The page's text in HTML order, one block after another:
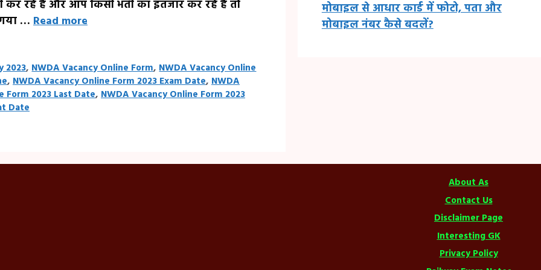
कर रहे है और आप किसी भर्ती का इंतजार कर रहे है तो
… Read more
2023,NWDA Vacancy Online Form,NWDA Vacancy Online
, NWDA Vacancy Online Form 2023 Exam Date, NWDA
Form 2023 Last Date, NWDA Vacancy Online Form 2023
Date
मोबाइल से आधार कार्ड में फोटो, पता और
मोबाइल नंबर कैसे बदलें?
About As
Contact Us
Disclaimer Page
Interesting GK
Privacy Policy